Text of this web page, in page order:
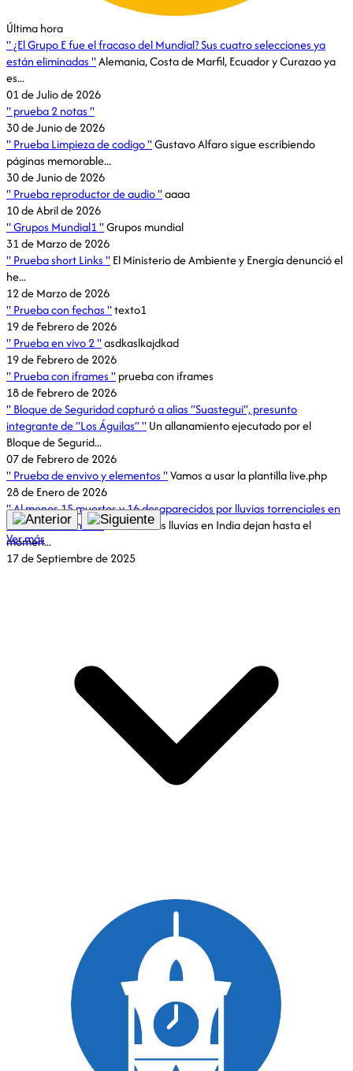
Última hora
¿El Grupo E fue el fracaso del Mundial? Sus cuatro selecciones ya
están eliminadas
Alemania, Costa de Marfil, Ecuador y Curazao ya
es...
01 de Julio de 2026
prueba 2 notas
30 de Junio de 2026
Prueba Limpieza de codigo Gustavo Alfaro sigue escribiendo
páginas memorable...
30 de Junio de 2026
Prueba reproductor de audio aaaa
10 de Abril de 2026
Grupos Mundial1 Grupos mundial
31 de Marzo de 2026
Prueba short Links
El Ministerio de Ambiente y Energía denunció el
he...
12 de Marzo de 2026
Prueba con fechas
texto1
19 de Febrero de 2026
Prueba en vivo 2 asdkaslkajdkad
19 de Febrero de 2026
Prueba con iframes
prueba con iframes
18 de Febrero de 2026
Bloque de Seguridad capturó a alias “Suastegui”, presunto
integrante de “Los Águilas”
Un allanamiento ejecutado por el
Bloque de Segurid...
07 de Febrero de 2026
Prueba de envivo y elementos
Vamos a usar la plantilla live.php
28 de Enero de 2026
Al menos 15 muertos y 16 desaparecidos por lluvias torrenciales en
el norte de la India Las intensas lluvias en India dejan hasta el
momen...
17 de Septiembre de 2025
Ver más